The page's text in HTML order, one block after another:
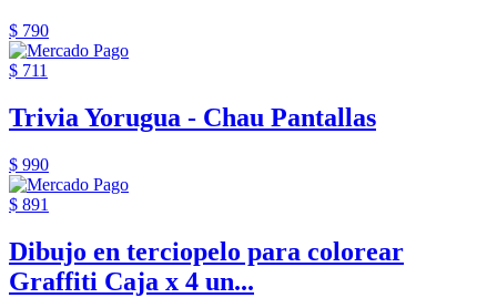
$ 790
$ 711
Trivia Yorugua - Chau Pantallas
$ 990
$ 891
Dibujo en terciopelo para colorear
Graffiti Caja x 4 un...